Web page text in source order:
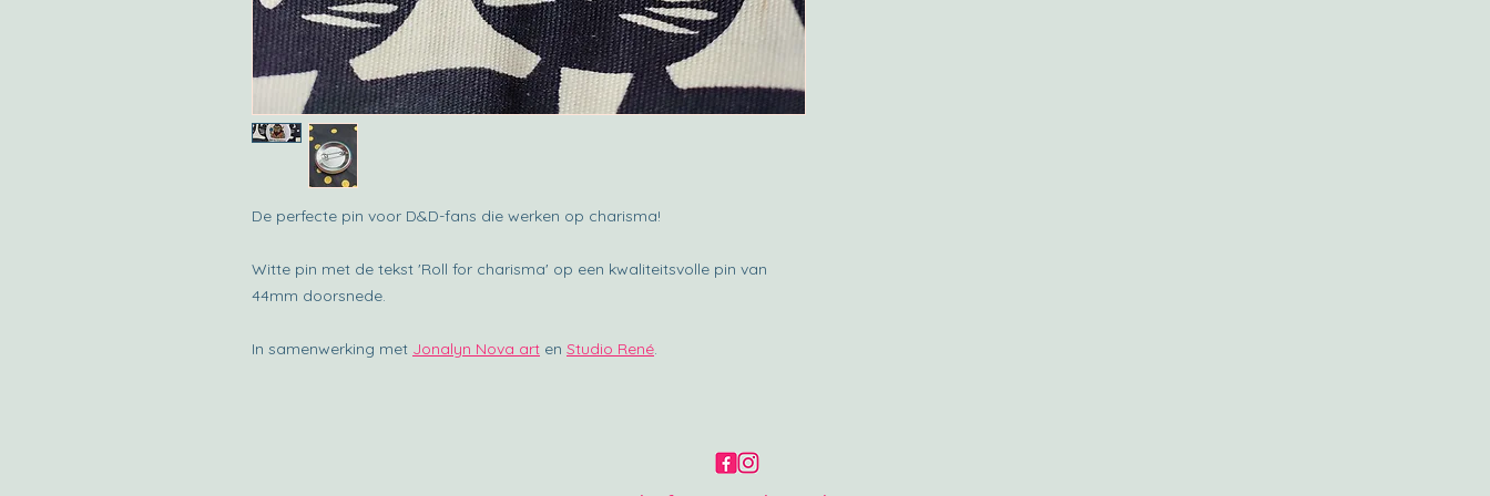
De perfecte pin voor D&D-fans die werken op charisma!
Witte pin met de tekst 'Roll for charisma' op een kwaliteitsvolle pin van
44mm doorsnede.
In samenwerking met Jonalyn Nova art en Studio René.